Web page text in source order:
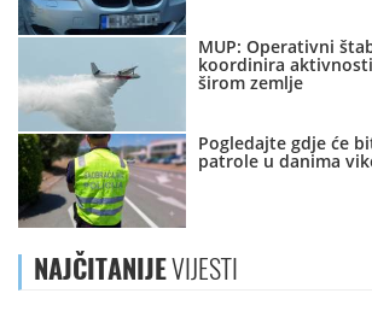
MUP: Operativni
koordinira
širom zemlje
Pogledajte gdje će
patrole u danima
NAJČITANIJEVIJESTI